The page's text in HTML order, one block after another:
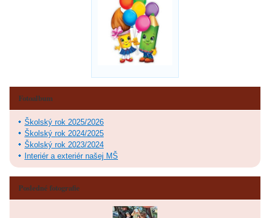
Fotoalbum
Školský rok 2025/2026
Školský rok 2024/2025
Školský rok 2023/2024
Interiér a exteriér našej MŠ
Posledné fotografie